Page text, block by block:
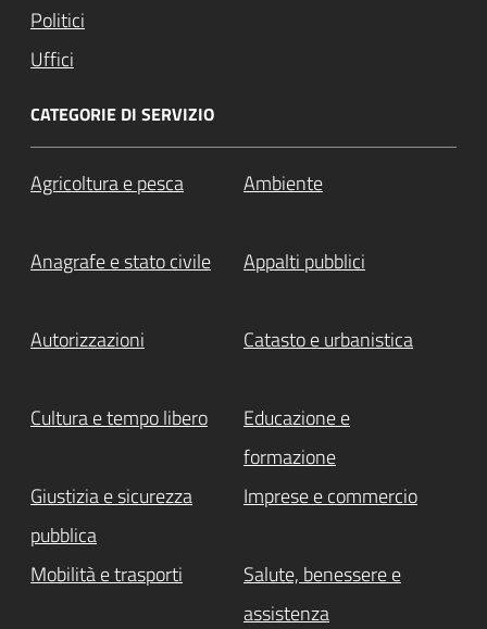
Politici
Uffici
CATEGORIE DI SERVIZIO
Agricoltura e pesca Ambiente
Anagrafe e stato civile Appalti pubblici
Autorizzazioni Catasto e urbanistica
Cultura e tempo libero
Educazione e
formazione
Giustizia e sicurezza
pubblica
Imprese e commercio
Mobilità e trasporti
Salute, benessere e
assistenza